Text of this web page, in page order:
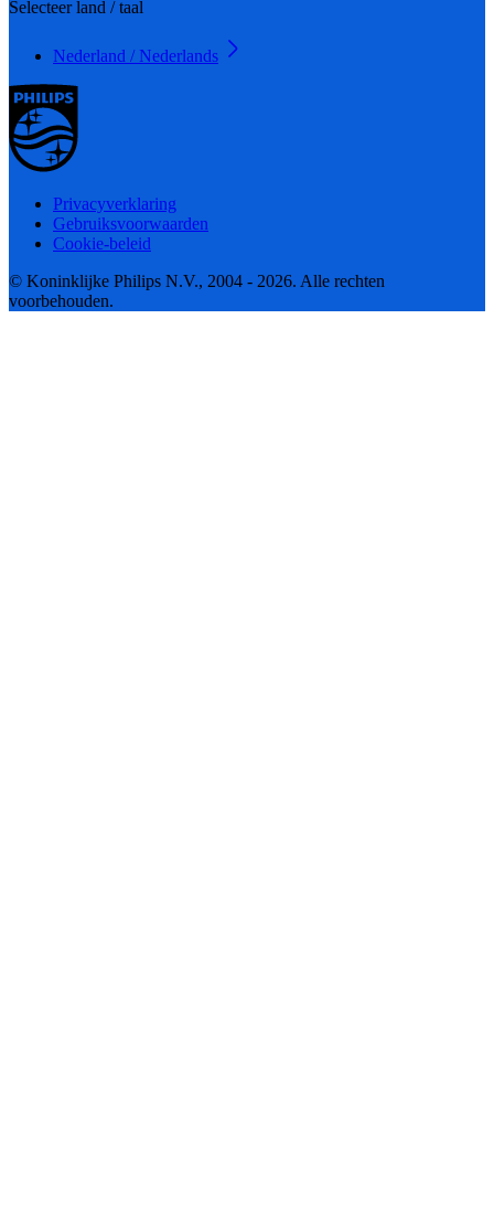
Selecteer land / taal
Nederland / Nederlands
Privacyverklaring
Gebruiksvoorwaarden
Cookie-beleid
© Koninklijke Philips N.V., 2004 - 2026. Alle rechten
voorbehouden.